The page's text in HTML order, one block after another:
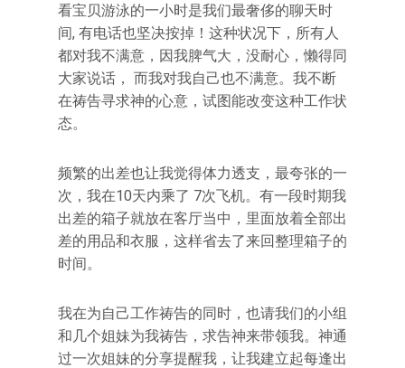
看宝贝游泳的一小时是我们最奢侈的聊天时
间, 有电话也坚决按掉！这种状况下，所有人
都对我不满意，因我脾气大，没耐心，懒得同
大家说话， 而我对我自己也不满意。我不断
在祷告寻求神的心意，试图能改变这种工作状
态。
频繁的出差也让我觉得体力透支，最夸张的一
次，我在10天内乘了 7次飞机。有一段时期我
出差的箱子就放在客厅当中，里面放着全部出
差的用品和衣服，这样省去了来回整理箱子的
时间。
我在为自己工作祷告的同时，也请我们的小组
和几个姐妹为我祷告，求告神来带领我。神通
过一次姐妹的分享提醒我，让我建立起每逢出